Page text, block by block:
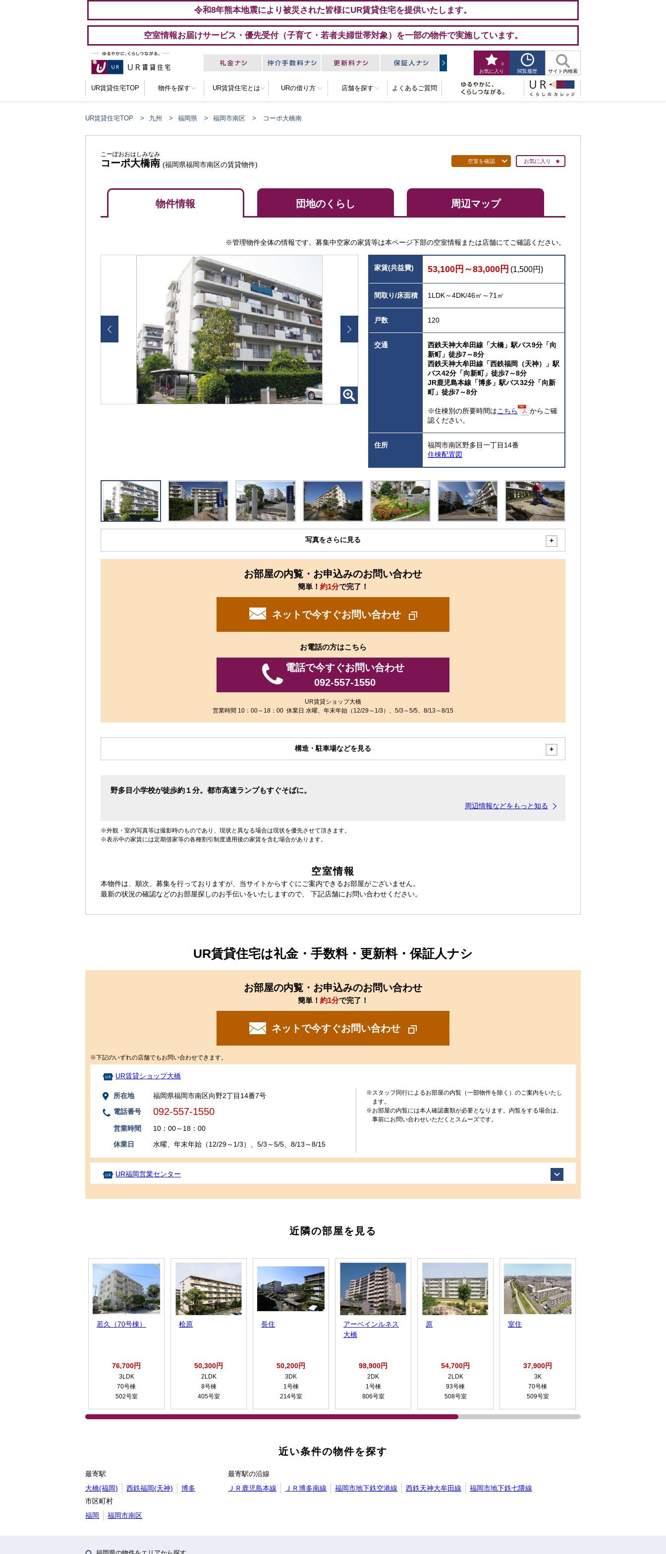
令和8年熊本地震により被災された皆様にUR賃貸住宅を提供いたします。
空室情報お届けサービス・優先受付（子育て・若者夫婦世帯対象）を一部の物件で実施しています。
お気に入り
0
閲覧履歴 サイト内検索
UR賃貸住宅TOP 物件を探す UR賃貸住宅とは URの借り方 店舗を探す よくあるご質問
UR賃貸住宅TOP 九州 福岡県 福岡市南区 コーポ大橋南
コーポ大橋南
こーぽおおはしみなみ
(福岡県福岡市南区の賃貸物件) 空室を確認 お気に入り
物件情報 団地のくらし 周辺マップ
※管理物件全体の情報です。募集中空家の家賃等は本ページ下部の空室情報または店舗にてご確認ください。
す
と、
拡
大
家賃(共益費) 53,100円～83,000円 (1,500円)
間取り/床面積 1LDK～4DK/46㎡～71㎡
戸数 120
交通
西鉄天神大牟田線「大橋」駅バス9分「向
新町」徒歩7～8分
西鉄天神大牟田線「西鉄福岡（天神）」駅
バス42分「向新町」徒歩7～8分
JR鹿児島本線「博多」駅バス32分「向新
町」徒歩7～8分
※住棟別の所要時間はこちら
からご確
認ください。
住所
福岡市南区野多目一丁目14番
住棟配置図
写真をさらに見る
お部屋の内覧・お申込みのお問い合わせ
簡単！ 約1分で完了！
ネットで今すぐお問い合わせ
お電話の方はこちら
電話で今すぐお問い合わせ
092-557-1550
UR賃貸ショップ大橋
営業時間 10：00～18：00 休業日 水曜、年末年始（12/29～1/3）、5/3～5/5、8/13～8/15
構造・駐車場などを見る
野多目小学校が徒歩約１分。都市高速ランプもすぐそばに。
周辺情報などをもっと知る
※外観・室内写真等は撮影時のものであり、現状と異なる場合は現状を優先させて頂きます。
※表示中の家賃には定期借家等の各種割引制度適用後の家賃を含む場合があります。
空室情報
本物件は、順次、募集を行っておりますが、当サイトからすぐにご案内できるお部屋がございません。
最新の状況の確認などのお部屋探しのお手伝いをいたしますので、 下記店舗にお問い合わせください。
UR賃貸住宅は礼金・手数料・更新料・保証人ナシ
お部屋の内覧・お申込みのお問い合わせ
簡単！ 約1分で完了！
ネットで今すぐお問い合わせ
※下記のいずれの店舗でもお問い合わせできます。
UR賃貸ショップ大橋
所在地
福岡県福岡市南区向野2丁目14番7号
電話番号
092-557-1550
営業時間
10：00～18：00
休業日
水曜、年末年始（12/29～1/3）、5/3～5/5、8/13～8/15
※スタッフ同行によるお部屋の内覧（一部物件を除く）のご案内をいたし
ます。
※お部屋の内覧には本人確認書類が必要となります。内覧をする場合は、
事前にお問い合わせいただくとスムーズです。
UR福岡営業センター
近隣の部屋を見る
若久（70号棟）
76,700円
3LDK
70号棟
502号室
桧原
50,300円
2LDK
8号棟
405号室
長住
50,200円
3DK
1号棟
214号室
アーベインルネス
大橋
98,900円
2DK
1号棟
806号室
原
54,700円
2LDK
93号棟
508号室
室住
37,900円
3K
70号棟
509号室
近い条件の物件を探す
最寄駅
大橋(福岡)
西鉄福岡(天神) 博多
最寄駅の沿線
ＪＲ鹿児島本線
ＪＲ博多南線 福岡市地下鉄空港線 西鉄天神大牟田線
福岡市地下鉄七隈線
市区町村
福岡
福岡市南区